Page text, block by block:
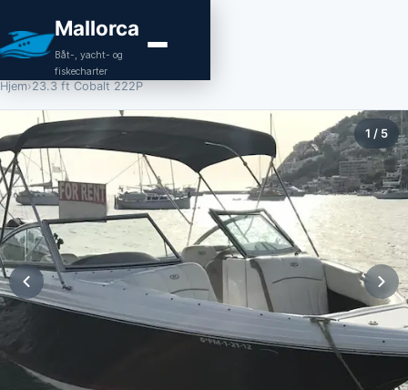
Mallorca
Båt-, yacht- og
fiskecharter
Hjem›23.3 ft Cobalt 222P
1 / 5